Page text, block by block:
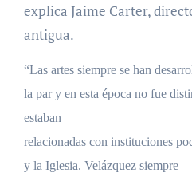
explica Jaime Carter,
antigua.
“Las artes siempre se han
la par y en esta época no fue
estaban
relacionadas con instituciones
y la Iglesia. Velázquez siempre